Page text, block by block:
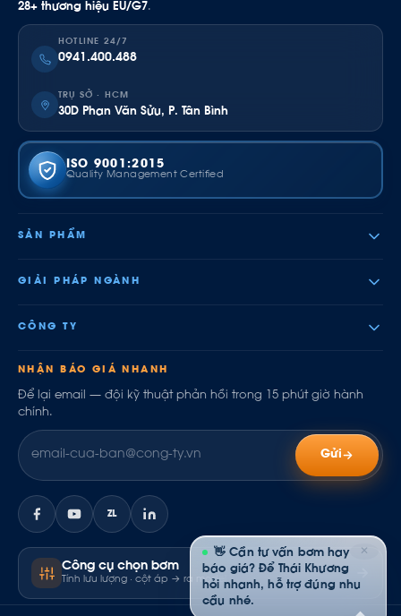
28+ thương hiệu EU/G7.
HOTLINE 24/7
0941.400.488
TRỤ SỞ · HCM
30D Phan Văn Sửu, P. Tân Bình
ISO 9001:2015
Quality Management Certified
SẢN PHẨM
GIẢI PHÁP NGÀNH
CÔNG TY
NHẬN BÁO GIÁ NHANH
Để lại email — đội kỹ thuật phản hồi trong 15 phút giờ hành
chính.
Gửi
ZL
Công cụ chọn bơm
Tính lưu lượng · cột áp → ra model
✕
👋 Cần tư vấn bơm hay
báo giá? Để Thái Khương
hỏi nhanh, hỗ trợ đúng nhu
cầu nhé.